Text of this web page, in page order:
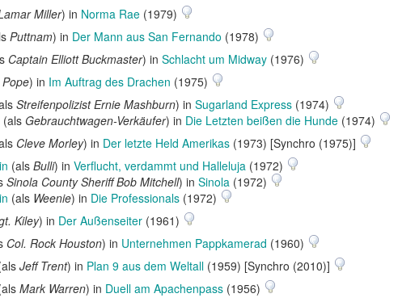
Miller) in Norma Rae (1979)
Puttnam) in Der Mann aus San Fernando (1978)
Captain Elliott Buckmaster) in Schlacht um Midway (1976)
Pope) in Im Auftrag des Drachen (1975)
Streifenpolizist Ernie Mashburn) in Sugarland Express (1974)
(als Gebrauchtwagen-Verkäufer) in Die Letzten beißen die Hunde (1974)
Cleve Morley) in Der letzte Held Amerikas (1973) [Synchro (1975)]
(als Bulli) in Verflucht, verdammt und Halleluja (1972)
Sinola County Sheriff Bob Mitchell) in Sinola (1972)
(als Weenie) in Die Professionals (1972)
Kiley) in Der Außenseiter (1961)
Col. Rock Houston) in Unternehmen Pappkamerad (1960)
Jeff Trent) in Plan 9 aus dem Weltall (1959) [Synchro (2010)]
Mark Warren) in Duell am Apachenpass (1956)